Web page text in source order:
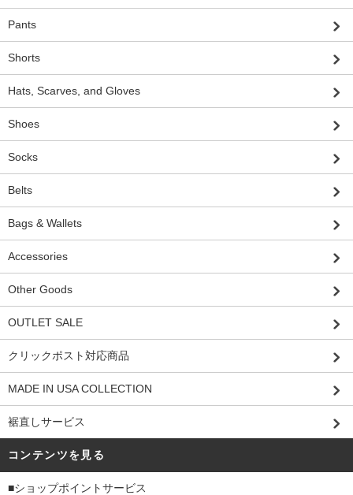
Pants
Shorts
Hats, Scarves, and Gloves
Shoes
Socks
Belts
Bags & Wallets
Accessories
Other Goods
OUTLET SALE
クリックポスト対応商品
MADE IN USA COLLECTION
裾直しサービス
コンテンツを見る
■ショップポイントサービス